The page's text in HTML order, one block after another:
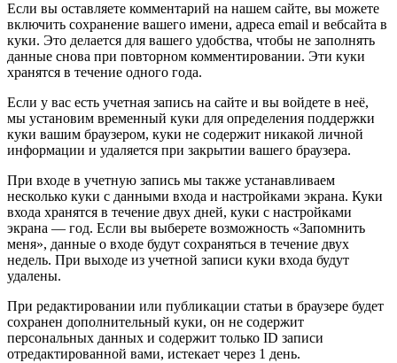
Если вы оставляете комментарий на нашем сайте, вы можете
включить сохранение вашего имени, адреса email и вебсайта в
куки. Это делается для вашего удобства, чтобы не заполнять
данные снова при повторном комментировании. Эти куки
хранятся в течение одного года.
Если у вас есть учетная запись на сайте и вы войдете в неё,
мы установим временный куки для определения поддержки
куки вашим браузером, куки не содержит никакой личной
информации и удаляется при закрытии вашего браузера.
При входе в учетную запись мы также устанавливаем
несколько куки с данными входа и настройками экрана. Куки
входа хранятся в течение двух дней, куки с настройками
экрана — год. Если вы выберете возможность «Запомнить
меня», данные о входе будут сохраняться в течение двух
недель. При выходе из учетной записи куки входа будут
удалены.
При редактировании или публикации статьи в браузере будет
сохранен дополнительный куки, он не содержит
персональных данных и содержит только ID записи
отредактированной вами, истекает через 1 день.